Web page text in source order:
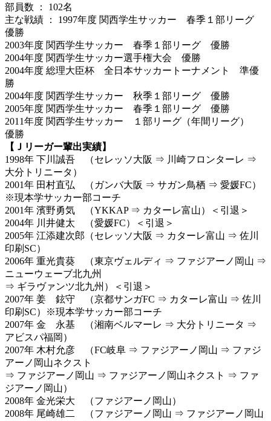
部員数 ： 102名
主な戦績 ： 1997年度 関西学生サッカー 春季１部リーグ
優勝
2003年度 関西学生サッカー 春季１部リーグ 優勝
2004年度 関西学生サッカー選手権大会 優勝
2004年度 総理大臣杯 全日本サッカートーナメント 準優
勝
2004年度 関西学生サッカー 秋季１部リーグ 優勝
2005年度 関西学生サッカー 春季１部リーグ 優勝
2011年度 関西学生サッカー １部リーグ（年間リーグ）
優勝
【Ｊリーガー輩出実績】
1998年 下川誠吾 （セレッソ大阪 ⇒ 川崎フロンターレ ⇒
大分トリニータ）
2001年 田村直弘 （ガンバ大阪 ⇒ サガン鳥栖 ⇒ 愛媛FC）
※現本学サッカー部コーチ
2001年 濱野勇気 （YKKAP ⇒ カターレ富山）＜引退＞
2004年 川井健太 （愛媛FC）＜引退＞
2005年 江添建次郎（セレッソ大阪 ⇒ カターレ富山 ⇒ 佐川
印刷SC）
2006年 重光貴葵 （東京ヴェルディ ⇒ ファジアーノ岡山 ⇒
ニューウェーブ北九州
⇒ ギラヴァンツ北九州）＜引退＞
2007年 姜 鉉守 （京都サンガFC ⇒ カターレ富山 ⇒ 佐川
印刷SC）※現本学サッカー部コーチ
2007年 金 永基 （湘南ベルマーレ ⇒ 大分トリニータ ⇒
アビスパ福岡）
2007年 木村允彦 （FC岐阜 ⇒ ファジアーノ岡山 ⇒ ファジ
アーノ岡山ネクスト
⇒ ファジアーノ岡山 ⇒ ファジアーノ岡山ネクスト ⇒ ファ
ジアーノ岡山）
2008年 金光栄大 （ファジアーノ岡山）
2008年 尾崎雄二 （ファジアーノ岡山 ⇒ ファジアーノ岡山